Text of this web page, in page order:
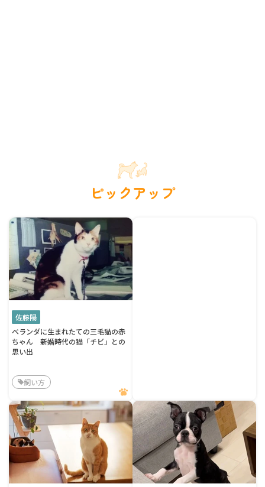
ピックアップ
佐藤陽
ベランダに生まれたての三毛猫の赤
ちゃん 新婚時代の猫「チビ」との
思い出
飼い方